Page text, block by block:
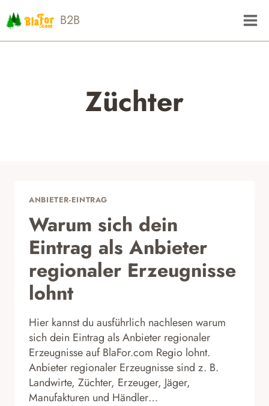
Inhalt
B2B
Züchter
ANBIETER-EINTRAG
Warum sich dein
Eintrag als Anbieter
regionaler Erzeugnisse
lohnt
Hier kannst du ausführlich nachlesen warum
sich dein Eintrag als Anbieter regionaler
Erzeugnisse auf BlaFor.com Regio lohnt.
Anbieter regionaler Erzeugnisse sind z. B.
Landwirte, Züchter, Erzeuger, Jäger,
Manufakturen und Händler…